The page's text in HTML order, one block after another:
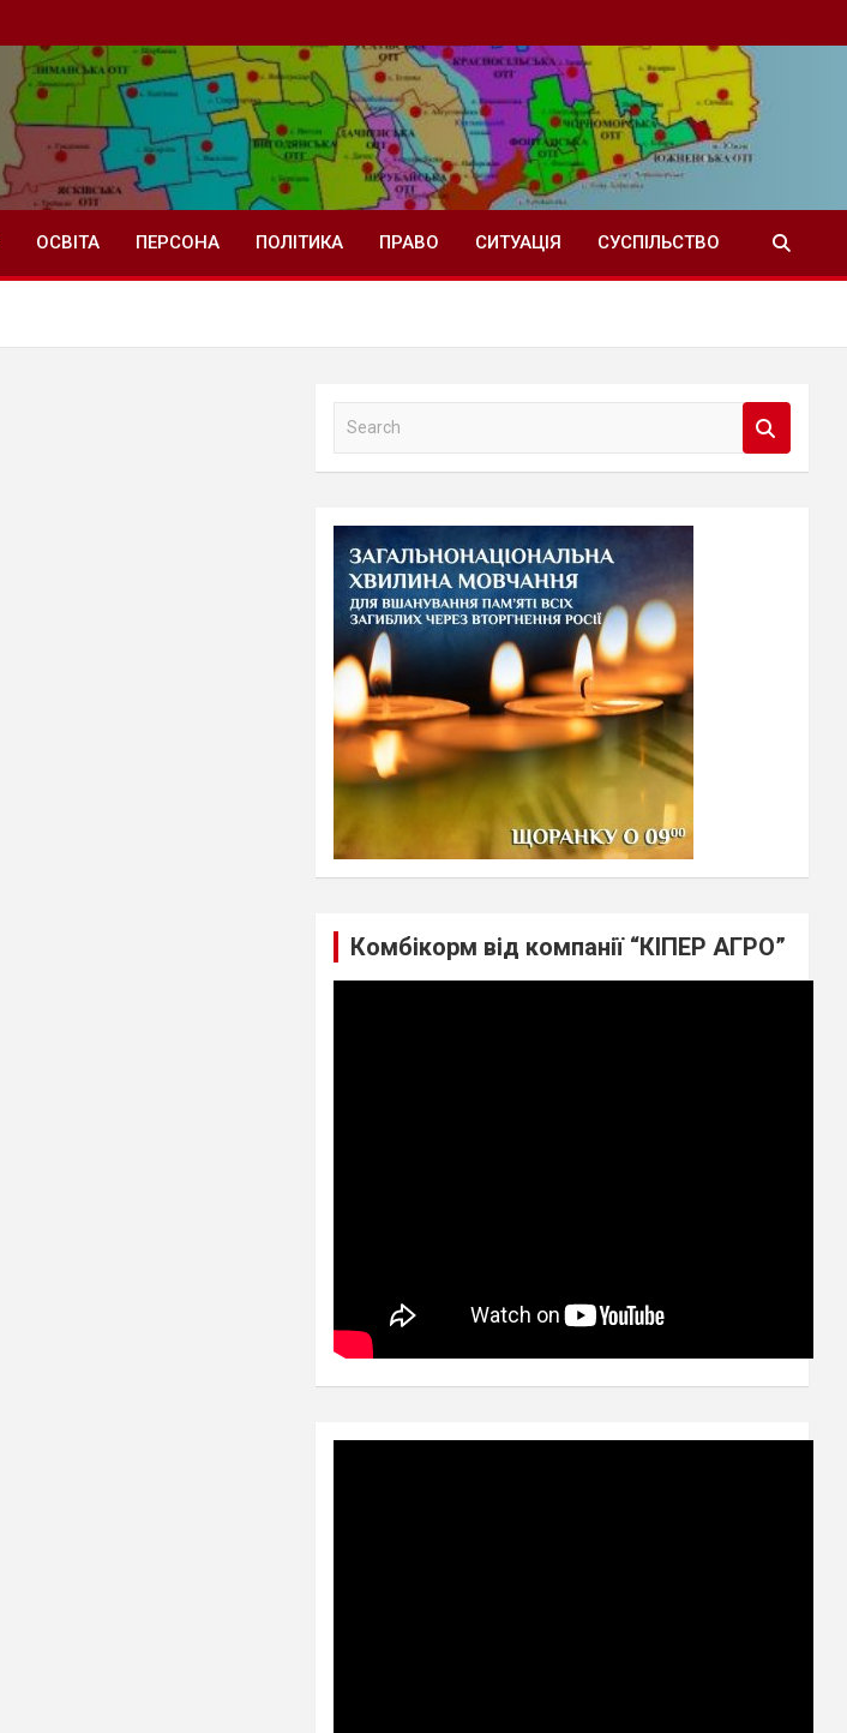
ОСВІТА ПЕРСОНА ПОЛІТИКА ПРАВО СИТУАЦІЯ СУСПІЛЬСТВО
a
Комбікорм від компанії “КІПЕР АГРО”